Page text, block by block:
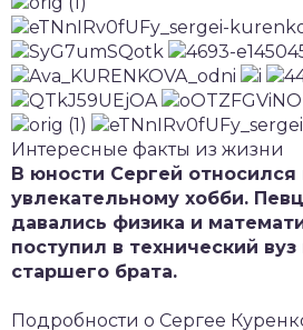
Интересные факты из жизни
В юности Сергей относился
увлекательному хобби.
давались физика и
поступил в технический
старшего брата.
Подробности о Сергее